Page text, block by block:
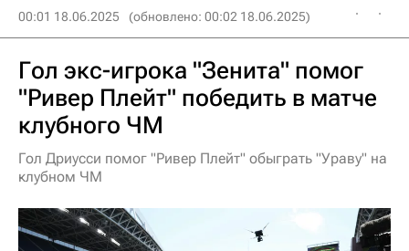
00:01 18.06.2025 (обновлено: 00:02 18.06.2025)
Гол экс-игрока "Зенита" помог
"Ривер Плейт" победить в матче
клубного ЧМ
Гол Дриусси помог "Ривер Плейт" обыграть "Ураву" на
клубном ЧМ